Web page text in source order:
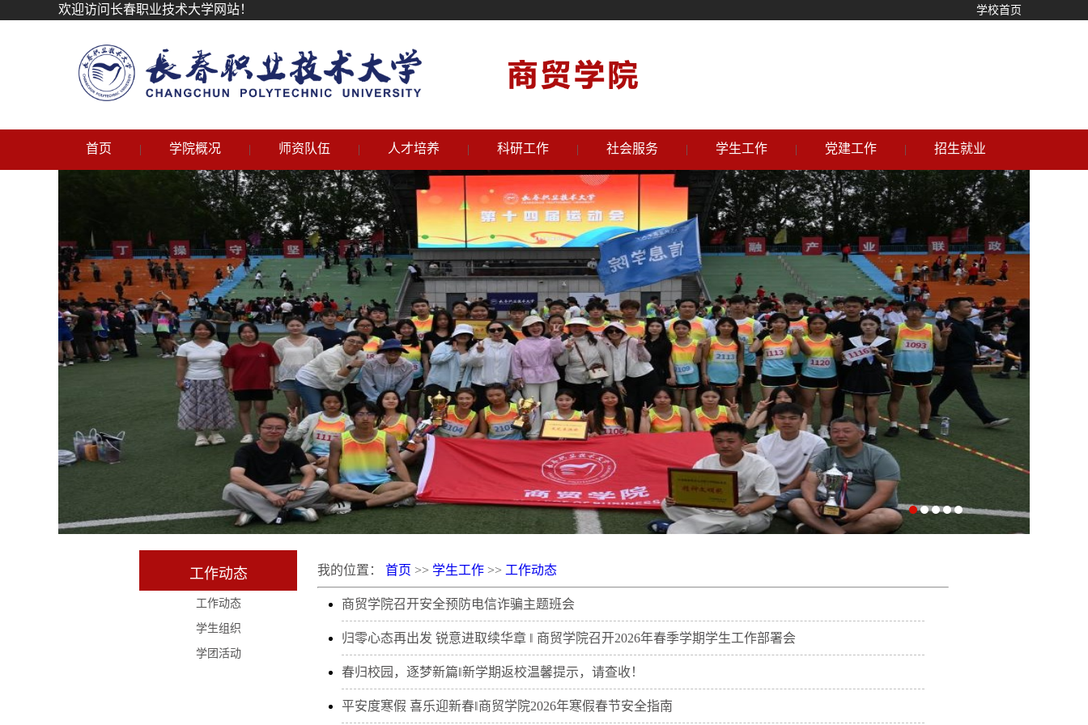
欢迎访问长春职业技术大学网站！ 学校首页
首页 | 学院概况 | 师资队伍 | 人才培养 | 科研工作 | 社会服务 | 学生工作 | 党建工作 | 招生就业
工作动态
工作动态
学生组织
学团活动
我的位置： 首页 >> 学生工作 >> 工作动态
商贸学院召开安全预防电信诈骗主题班会
归零心态再出发 锐意进取续华章 ‖ 商贸学院召开2026年春季学期学生工作部署会
春归校园，逐梦新篇‖新学期返校温馨提示，请查收！
平安度寒假 喜乐迎新春‖商贸学院2026年寒假春节安全指南